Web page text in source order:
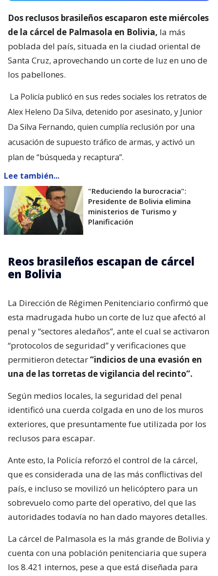
Dos reclusos brasileños escaparon este miércoles
de la cárcel de Palmasola en Bolivia, la más
poblada del país, situada en la ciudad oriental de
Santa Cruz, aprovechando un corte de luz en uno de
los pabellones.
La Policía publicó en sus redes sociales los retratos de
Alex Heleno Da Silva, detenido por asesinato, y Junior
Da Silva Fernando, quien cumplía reclusión por una
acusación de supuesto tráfico de armas, y activó un
plan de “búsqueda y recaptura”.
Lee también...
"Reduciendo la burocracia":
Presidente de Bolivia elimina
ministerios de Turismo y
Planificación
Reos brasileños escapan de cárcel
en Bolivia
La Dirección de Régimen Penitenciario confirmó que
esta madrugada hubo un corte de luz que afectó al
penal y “sectores aledaños”, ante el cual se activaron
“protocolos de seguridad” y verificaciones que
permitieron detectar“indicios de una evasión en
una de las torretas de vigilancia del recinto”.
Según medios locales, la seguridad del penal
identificó una cuerda colgada en uno de los muros
exteriores, que presuntamente fue utilizada por los
reclusos para escapar.
Ante esto, la Policía reforzó el control de la cárcel,
que es considerada una de las más conflictivas del
país, e incluso se movilizó un helicóptero para un
sobrevuelo como parte del operativo, del que las
autoridades todavía no han dado mayores detalles.
La cárcel de Palmasola es la más grande de Bolivia y
cuenta con una población penitenciaria que supera
los 8.421 internos, pese a que está diseñada para